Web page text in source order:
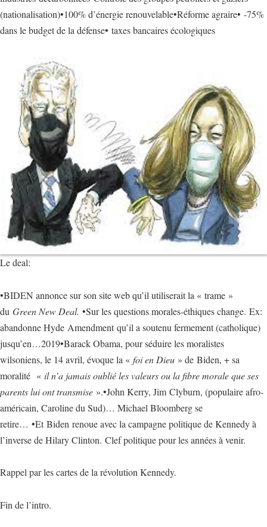
(nationalisation)•100% d’énergie renouvelable•Réforme agraire• -75%
dans le budget de la défense• taxes bancaires écologiques
Le deal:
•BIDEN annonce sur son site web qu’il utiliserait la « trame »
du Green New Deal. •Sur les questions morales-éthiques change. Ex:
abandonne Hyde Amendment qu’il a soutenu fermement (catholique)
jusqu’en…2019•Barack Obama, pour séduire les moralistes
wilsoniens, le 14 avril, évoque la « foi en Dieu » de Biden, + sa
moralité « il n’a jamais oublié les valeurs ou la fibre morale que ses
parents lui ont transmise ».•John Kerry, Jim Clyburn, (populaire afro-
américain, Caroline du Sud)… Michael Bloomberg se
retire… •Et Biden renoue avec la campagne politique de Kennedy à
l’inverse de Hilary Clinton. Clef politique pour les années à venir.
Rappel par les cartes de la révolution Kennedy.
Fin de l’intro.